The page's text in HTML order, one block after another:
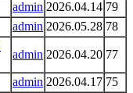
admin 2026.04.14 79
admin 2026.05.28 78
admin 2026.04.20 77
admin 2026.04.17 75